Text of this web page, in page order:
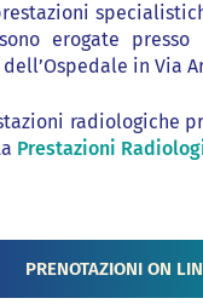
erogate presso
in Via
radiologiche
Prestazioni
PRENOTAZIONI ON